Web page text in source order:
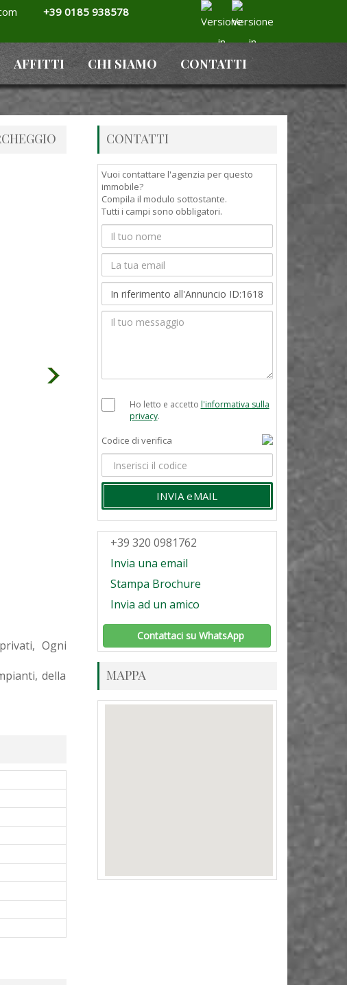
+39 0185 938578
AFFITTI CHI SIAMO CONTATTI
Ogni
della
CONTATTI
Vuoi contattare l'agenzia per questo
immobile?
Compila il modulo sottostante.
Tutti i campi sono obbligatori.
Ho letto e accetto l'informativa sulla
privacy.
Codice di verifica
INVIA eMAIL
+39 320 0981762
Invia una email
Stampa Brochure
Invia ad un amico
Contattaci su WhatsApp
MAPPA